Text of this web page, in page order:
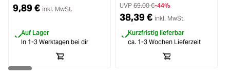
9,89 € inkl. MwSt.
Auf Lager
In 1-3 Werktagen bei dir
UVP 69,00 €-44%
38,39 € inkl. MwSt.
Kurzfristig lieferbar
ca. 1-3 Wochen Lieferzeit